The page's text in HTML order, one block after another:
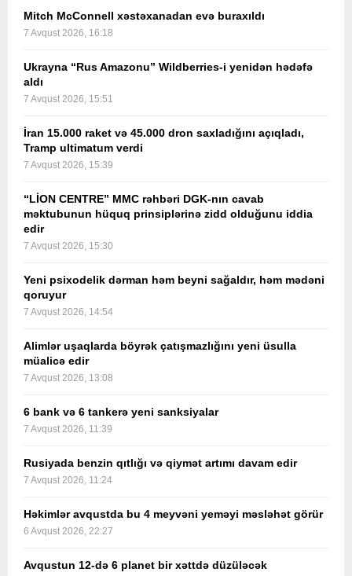
Mitch McConnell xəstəxanadan evə buraxıldı
7 Avqust 2026, 16:18
Ukrayna “Rus Amazonu” Wildberries-i yenidən hədəfə
aldı
7 Avqust 2026, 15:51
İran 15.000 raket və 45.000 dron saxladığını açıqladı,
Tramp ultimatum verdi
7 Avqust 2026, 15:39
“LİON CENTRE” MMC rəhbəri DGK-nın cavab
məktubunun hüquq prinsiplərinə zidd olduğunu iddia
edir
7 Avqust 2026, 15:30
Yeni psixodelik dərman həm beyni sağaldır, həm mədəni
qoruyur
7 Avqust 2026, 14:54
Alimlər uşaqlarda böyrək çatışmazlığını yeni üsulla
müalicə edir
7 Avqust 2026, 13:08
6 bank və 6 tankerə yeni sanksiyalar
7 Avqust 2026, 11:39
Rusiyada benzin qıtlığı və qiymət artımı davam edir
7 Avqust 2026, 11:24
Həkimlər avqustda bu 4 meyvəni yeməyi məsləhət görür
6 Avqust 2026, 22:27
Avqustun 12-də 6 planet bir xəttdə düzüləcək